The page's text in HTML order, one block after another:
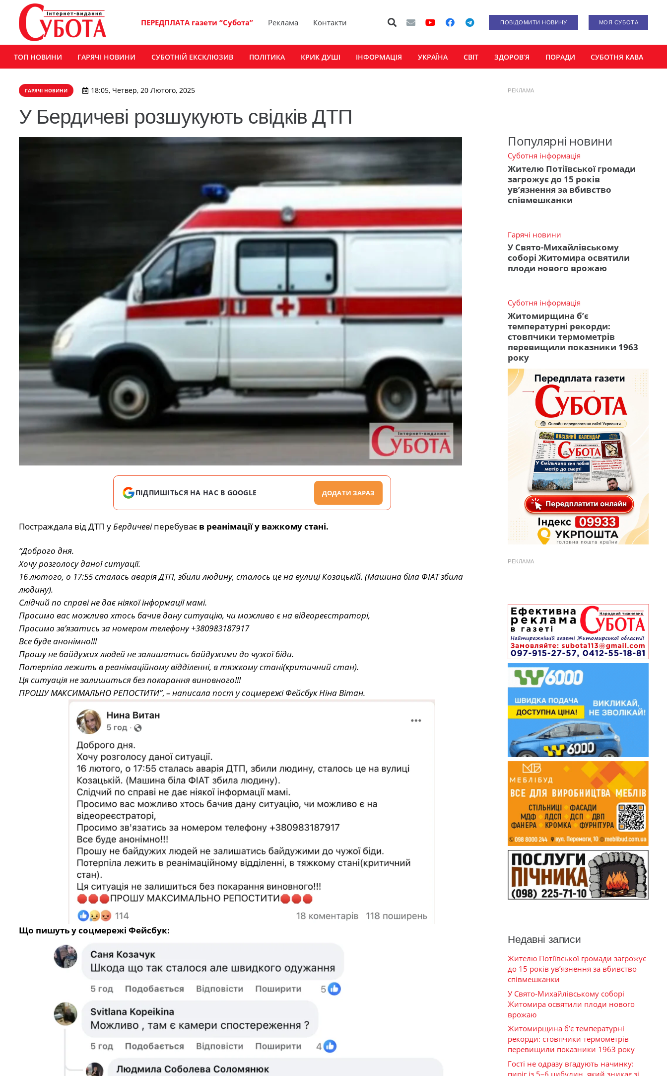
ПЕРЕДПЛАТА газети “Субота” Реклама Контакти ПОВІДОМИТИ НОВИНУ МОЯ СУБОТА
ТОП НОВИНИ ГАРЯЧІ НОВИНИ СУБОТНІЙ ЕКСКЛЮЗИВ ПОЛІТИКА КРИК ДУШІ ІНФОРМАЦІЯ УКРАЇНА СВІТ ЗДОРОВ’Я ПОРАДИ СУБОТНЯ КАВА
ГАРЯЧІ НОВИНИ 18:05, Четвер, 20 Лютого, 2025
У Бердичеві розшукують свідків ДТП
ПІДПИШІТЬСЯ НА НАС В GOOGLE ДОДАТИ ЗАРАЗ
Постраждала від ДТП уБердичевіперебуває в реанімації у важкому стані.
“Доброго дня.
Хочу розголосу даної ситуації.
16 лютого, о 17:55 сталась аварія ДТП, збили людину, сталось це на вулиці Козацькій. (Машина біла ФІАТ збила
людину).
Слідчий по справі не дає ніякої інформації мамі.
Просимо вас можливо хтось бачив дану ситуацію, чи можливо є на відеореєстраторі,
Просимо зв’язатись за номером телефону +380983187917
Все буде анонімно!!!
Прошу не байдужих людей не залишатись байдужими до чужої біди.
Потерпіла лежить в реанімаційному відділенні, в тяжкому стані(критичний стан).
Ця ситуація не залишиться без покарання виновного!!!
ПРОШУ МАКСИМАЛЬНО РЕПОСТИТИ”, – написала пост у соцмережі Фейсбук Ніна Вітан.
Що пишуть у соцмережі Фейсбук:
РЕКЛАМА
Популярні новини
Суботня інформація
Жителю Потіївської громади
загрожує до 15 років
ув’язнення за вбивство
співмешканки
Гарячі новини
У Свято-Михайлівському
соборі Житомира освятили
плоди нового врожаю
Суботня інформація
Житомирщина б’є
температурні рекорди:
стовпчики термометрів
перевищили показники 1963
року
РЕКЛАМА
Недавні записи
Жителю Потіївської громади загрожує
до 15 років ув’язнення за вбивство
співмешканки
У Свято-Михайлівському соборі
Житомира освятили плоди нового
врожаю
Житомирщина б’є температурні
рекорди: стовпчики термометрів
перевищили показники 1963 року
Гості не одразу вгадують начинку:
пиріг із 5–6 цибулин, який зникає зі